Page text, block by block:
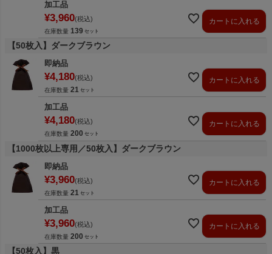
加工品
¥3,960 税込
在庫数量 139
カートに入れる
【50枚入】ダークブラウン
即納品
¥4,180 税込
在庫数量 21
カートに入れる
加工品
¥4,180 税込
在庫数量 200
カートに入れる
【1000枚以上専用／50枚入】ダークブラウン
即納品
¥3,960 税込
在庫数量 21
カートに入れる
加工品
¥3,960 税込
在庫数量 200
カートに入れる
【50枚入】黒